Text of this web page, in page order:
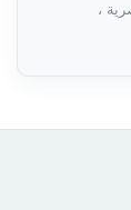
،